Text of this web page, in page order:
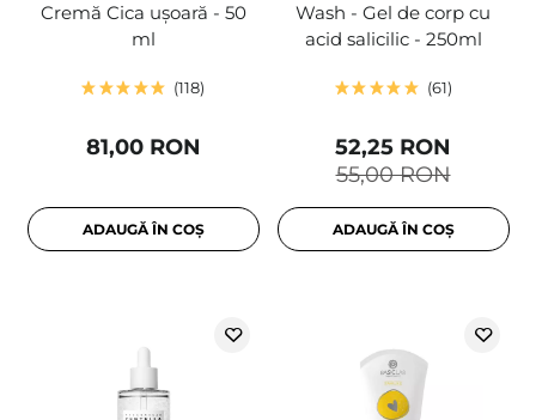
Cremă Cica ușoară - 50
ml
118
81,00 RON
ADAUGĂ ÎN COȘ
Wash - Gel de corp cu
acid salicilic - 250ml
61
55,00 RON
52,25 RON
ADAUGĂ ÎN COȘ